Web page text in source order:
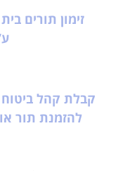
זימון תורים
קבלת קהל
להזמנת תור